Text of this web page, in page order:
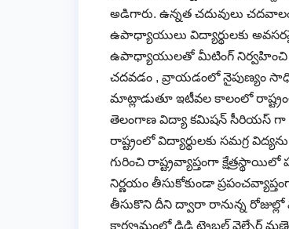
అడిగారు. ఉన్నత చదువులు
ఉపాధ్యాయులు విద్యార్థులకు
ఉపాధ్యాయులతో మీటింగ్ నిర్వహించి
చదవడం , వ్రాయడంలో నైపుణ్యం
మాట్లాడుతూ ఇటీవల కాలంలో
తెలంగాణ విద్యా కమిషన్ సీరియస్ గా
రాష్ట్రంలో విద్యార్థులకు సమగ్ర
గురించి రాష్ట్రవ్యాప్తంగా
నిర్ణయం తీసుకోకుండా
తీసుకొని దీని ద్వారా రానున్న రోజుల్లో
కార్య్రమంలో డిడి ట్రైబల్ వెల్ఫేర్